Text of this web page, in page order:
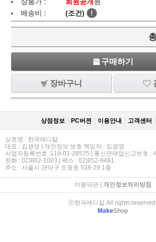
배송비 :
(조건) !
구매하기
장바구니
상점정보 PC버젼 이용안내 고객센터
상호명 : 한국메디칼
대표 : 김광영 | 개인정보 보호 책임자 : 김광영
사업자등록번호 :119-01-28575 | 통신판매업신고번호 :
전화 : 02)862-1003 | 팩스 : 02)852-9481
주소 : 서울시 관악구 조원동 538-29 1층
이용약관| 개인정보처리방침
ⓒ한국메디칼 All rights reserved.
MakeShop